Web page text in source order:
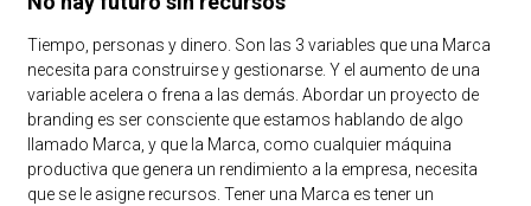
Tiempo, personas y dinero. Son las 3 variables que una Marca
necesita para construirse y gestionarse. Y el aumento de una
variable acelera o frena a las demás. Abordar un proyecto de
branding es ser consciente que estamos hablando de algo
llamado Marca, y que la Marca, como cualquier máquina
productiva que genera un rendimiento a la empresa, necesita
que se le asigne recursos. Tener una Marca es tener un